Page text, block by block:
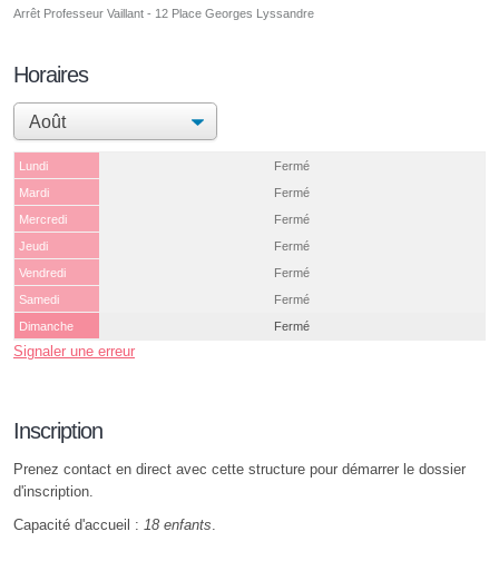
Arrêt Professeur Vaillant - 12 Place Georges Lyssandre
Horaires
Lundi
Fermé
Mardi
Fermé
Mercredi
Fermé
Jeudi
Fermé
Vendredi
Fermé
Samedi
Fermé
Dimanche
Fermé
Signaler une erreur
Inscription
Prenez contact en direct avec cette structure pour démarrer le dossier
d'inscription.
Capacité d'accueil : 18 enfants